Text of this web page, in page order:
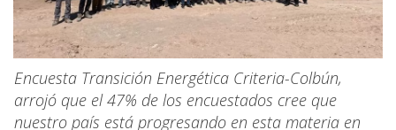
Encuesta Transición Energética Criteria-Colbún,
arrojó que el 47% de los encuestados cree que
nuestro país está progresando en esta materia en